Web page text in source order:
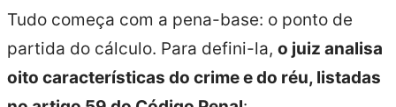
Tudo começa com a pena-base: o ponto de
partida do cálculo. Para defini-la, o juiz analisa
oito características do crime e do réu, listadas